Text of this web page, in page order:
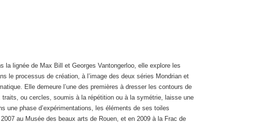
la lignée de Max Bill et Georges Vantongerloo, elle explore les
le processus de création, à l’image des deux séries Mondrian et
Elle demeure l’une des premières à dresser les contours de
traits, ou cercles, soumis à la répétition ou à la symétrie, laisse une
une phase d’expérimentations, les éléments de ses toiles
au Musée des beaux arts de Rouen, et en 2009 à la Frac de